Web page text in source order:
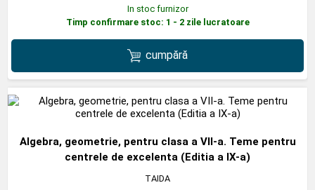
In stoc furnizor
Timp confirmare stoc: 1 - 2 zile lucratoare
cumpără
Algebra, geometrie, pentru clasa a VII-a. Teme pentru
centrele de excelenta (Editia a IX-a)
TAIDA